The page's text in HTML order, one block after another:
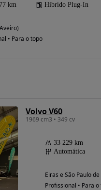
km Híbrido Plug-In
• Para o topo
Volvo V60
1969 cm3 • 349 cv
33 229 km
Automática
Eiras e São Paulo
Profissional • Para o